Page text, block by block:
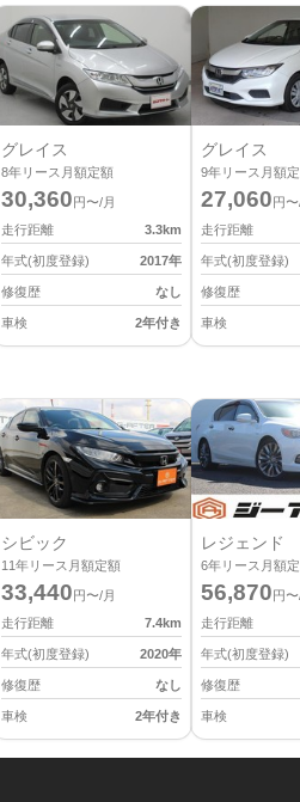
グレイス
8年リース月額定額
30,360円〜/月
走行距離
3.3km
年式(初度登録) 2017年
修復歴 なし
車検 2年付き
グレイス
9年リース月額
27,060円
走行距離
年式(初度登録)
修復歴
車検
シビック
11年リース月額定額
33,440円〜/月
走行距離
7.4km
年式(初度登録) 2020年
修復歴 なし
車検 2年付き
レジェンド
6年リース月額
56,870円
走行距離
年式(初度登録)
修復歴
車検